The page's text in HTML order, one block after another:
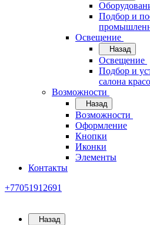
Подбор и
Освещение
Назад
Освещение
Подбор и
салона
Возможности
Назад
Возможности
Оформление
Кнопки
Иконки
Элементы
Контакты
+77051912691
Назад